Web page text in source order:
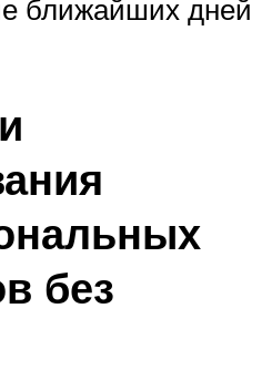
ближайших дней
без